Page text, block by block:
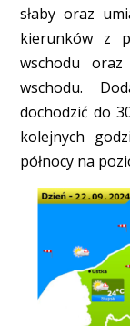
słaby oraz
kierunków z
wschodu
wschodu.
dochodzić do
kolejnych
północy na